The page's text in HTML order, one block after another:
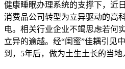
健康睡眠办理系统的支撑下，近
消费品公司转型为立异驱动的高
电。相关行业企业不竭思虑若何
立异的逾越。经“闺蜜”佳耦引见
到，5年后，做为土生土长的当地